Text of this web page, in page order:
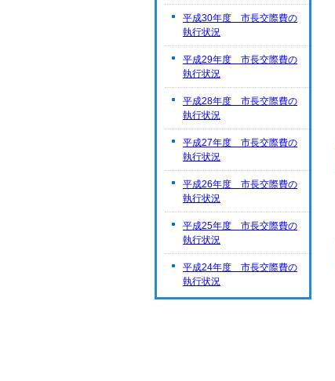
平成30年度 市長交際費の
執行状況
平成29年度 市長交際費の
執行状況
平成28年度 市長交際費の
執行状況
平成27年度 市長交際費の
執行状況
平成26年度 市長交際費の
執行状況
平成25年度 市長交際費の
執行状況
平成24年度 市長交際費の
執行状況